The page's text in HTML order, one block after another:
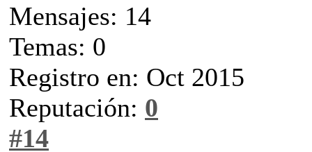
Mensajes: 14
Temas: 0
Registro en: Oct 2015
Reputación: 0
#14